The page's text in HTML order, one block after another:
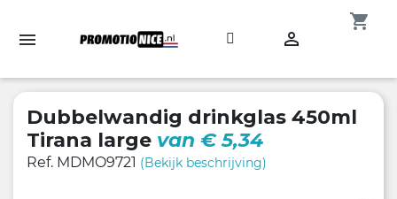

shopping_cart
Dubbelwandig drinkglas 450ml
Tirana large van € 5,34
Ref. MDMO9721 (Bekijk beschrijving)